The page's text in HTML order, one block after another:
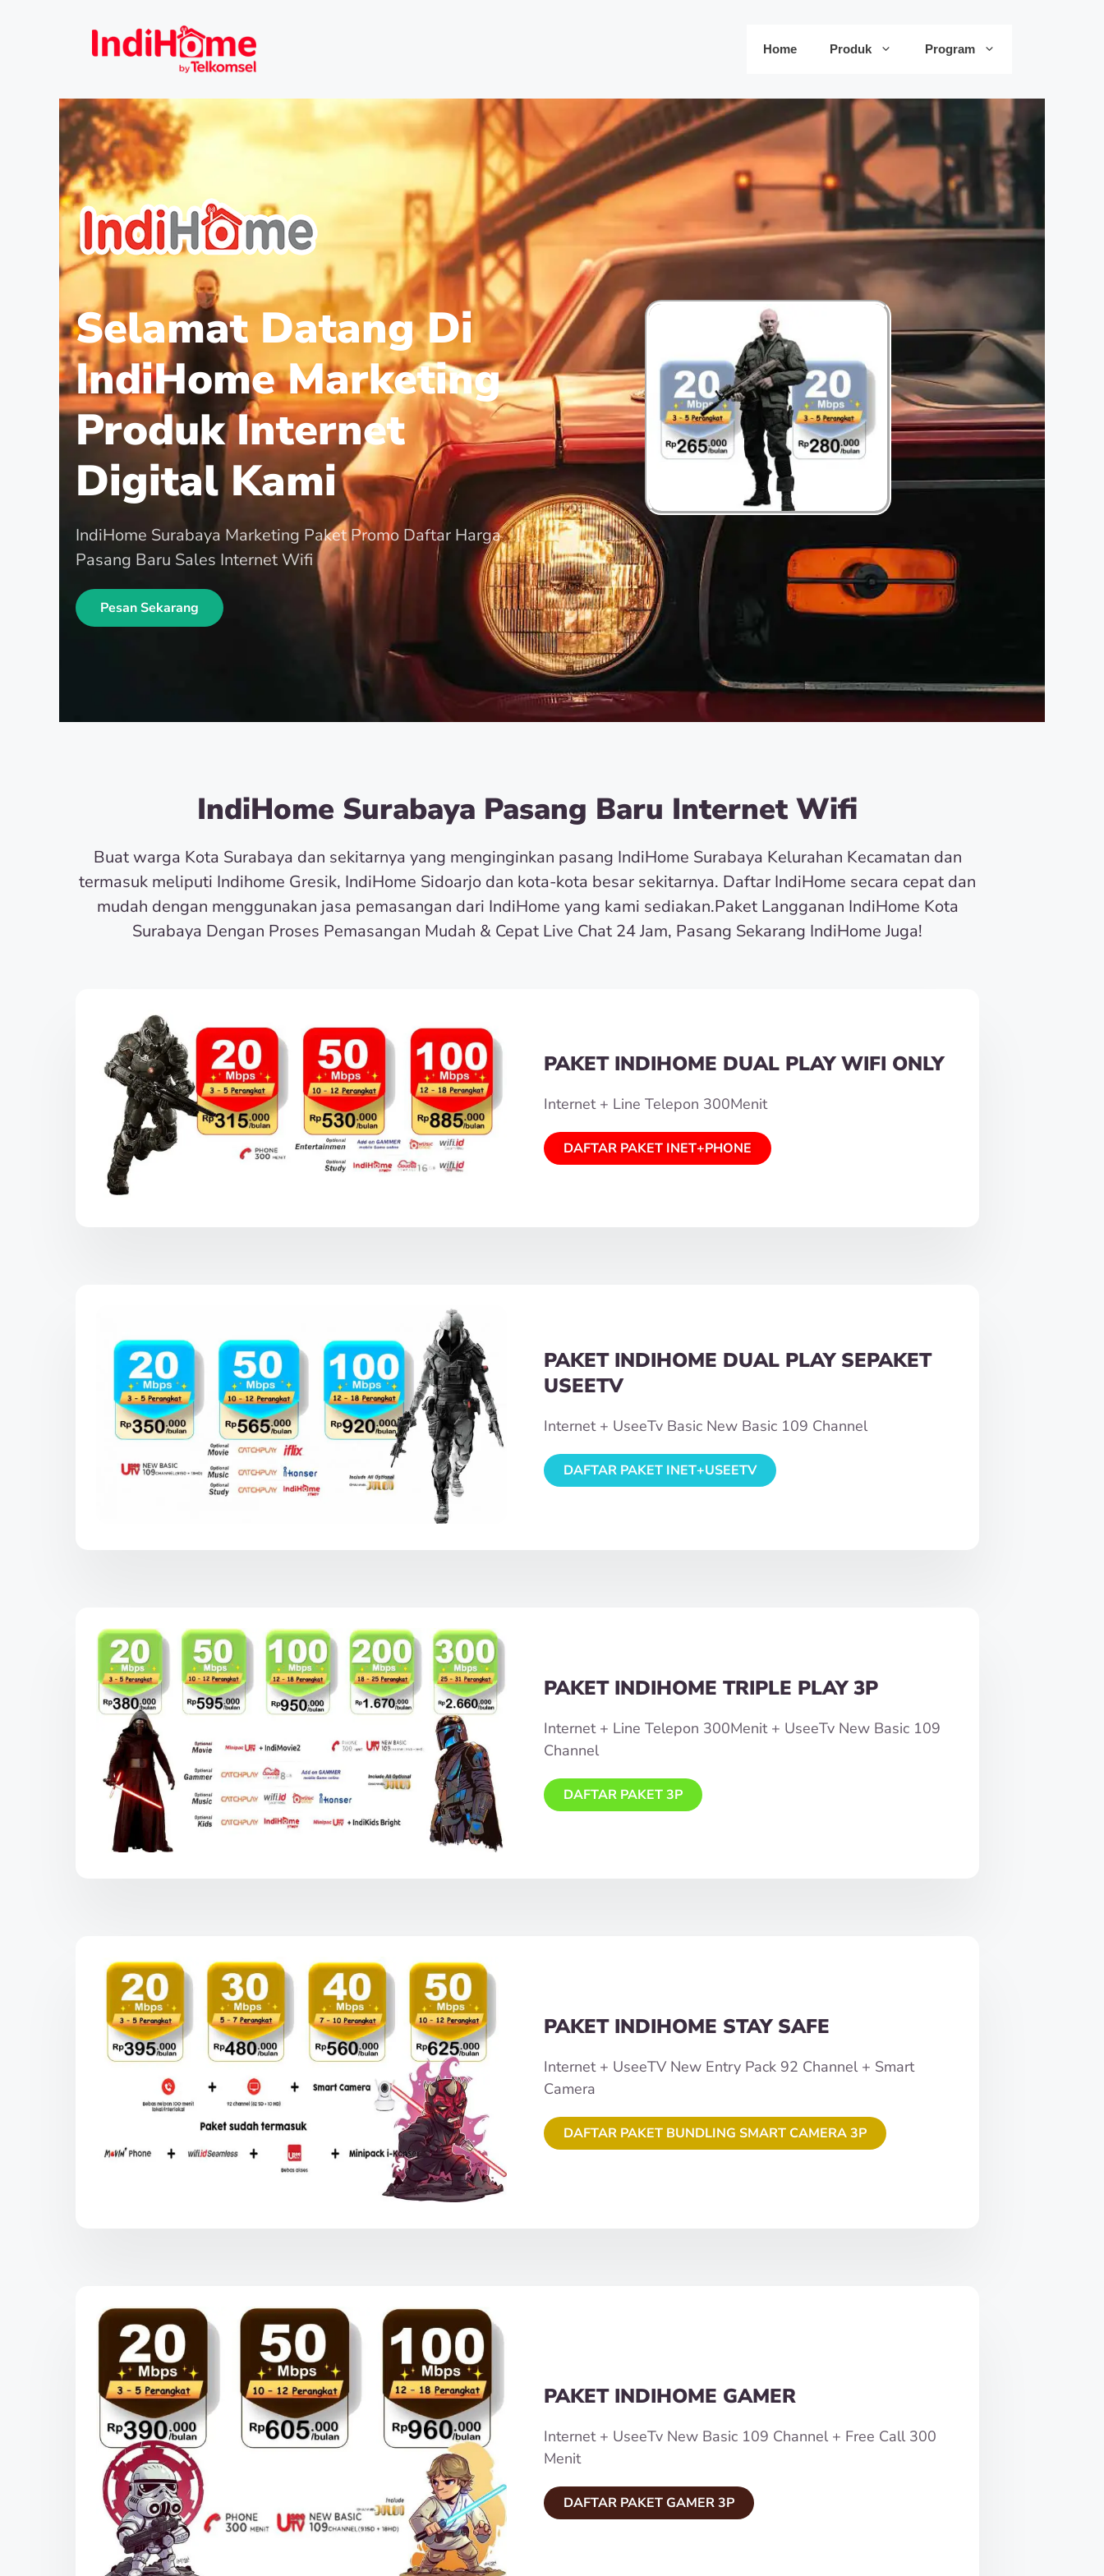
Home Produk Program
Selamat Datang Di
IndiHome Marketing
Produk Internet
Digital Kami
IndiHome Surabaya Marketing Paket Promo Daftar Harga
Pasang Baru Sales Internet Wifi
Pesan Sekarang
IndiHome Surabaya Pasang Baru Internet Wifi
Buat warga Kota Surabaya dan sekitarnya yang menginginkan pasang IndiHome Surabaya Kelurahan Kecamatan dan
termasuk meliputi Indihome Gresik, IndiHome Sidoarjo dan kota-kota besar sekitarnya. Daftar IndiHome secara cepat dan
mudah dengan menggunakan jasa pemasangan dari IndiHome yang kami sediakan.Paket Langganan IndiHome Kota
Surabaya Dengan Proses Pemasangan Mudah & Cepat Live Chat 24 Jam, Pasang Sekarang IndiHome Juga!
PAKET INDIHOME DUAL PLAY WIFI ONLY
Internet + Line Telepon 300Menit
DAFTAR PAKET INET+PHONE
PAKET INDIHOME DUAL PLAY SEPAKET
USEETV
Internet + UseeTv Basic New Basic 109 Channel
DAFTAR PAKET INET+USEETV
PAKET INDIHOME TRIPLE PLAY 3P
Internet + Line Telepon 300Menit + UseeTv New Basic 109
Channel
DAFTAR PAKET 3P
PAKET INDIHOME STAY SAFE
Internet + UseeTV New Entry Pack 92 Channel + Smart
Camera
DAFTAR PAKET BUNDLING SMART CAMERA 3P
PAKET INDIHOME GAMER
Internet + UseeTv New Basic 109 Channel + Free Call 300
Menit
DAFTAR PAKET GAMER 3P